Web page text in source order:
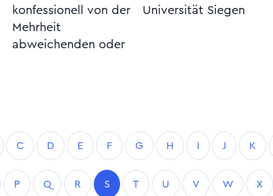
konfessionell von der
Mehrheit
abweichenden oder
Universität Siegen
C D E F G H I J K
P Q R S T U V W X